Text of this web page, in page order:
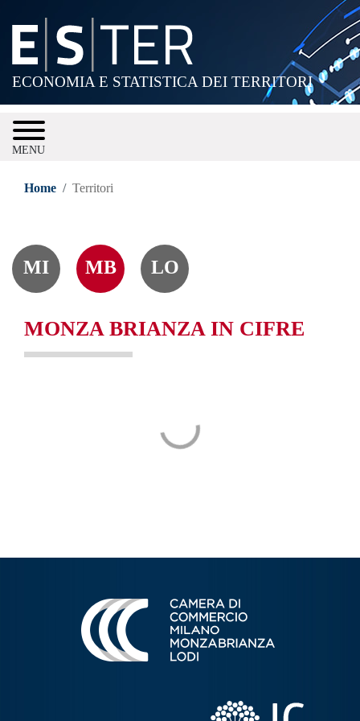
al
contenuto
principale
ECONOMIA E STATISTICA DEI TERRITORI
MENU
Home Territori
MI MB LO
MONZA BRIANZA IN CIFRE